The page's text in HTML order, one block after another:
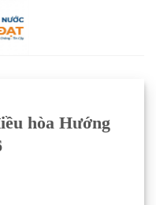
hòa Hướng